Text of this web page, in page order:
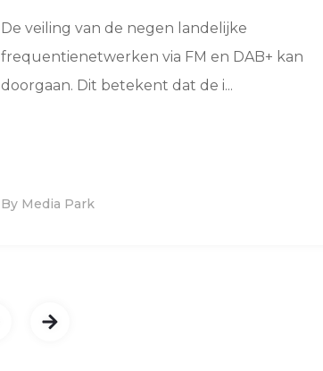
De veiling van de negen landelijke
frequentienetwerken via FM en DAB+ kan
doorgaan. Dit betekent dat de i...
By Media Park